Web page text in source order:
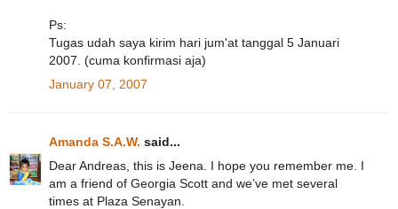
Ps:
Tugas udah saya kirim hari jum'at tanggal 5 Januari
2007. (cuma konfirmasi aja)
January 07, 2007
Amanda S.A.W. said...
Dear Andreas, this is Jeena. I hope you remember me. I
am a friend of Georgia Scott and we’ve met several
times at Plaza Senayan.